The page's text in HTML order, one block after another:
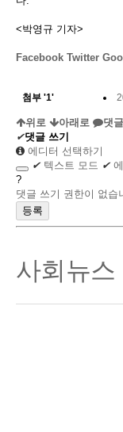
<박영규 기자>
Facebook Twitter
첨부 '1'
위로 아래로 댓
✔댓글 쓰기
에디터 선택하기
✔ 텍스트 모드 ✔
?
댓글 쓰기 권한이 없습
사회뉴스